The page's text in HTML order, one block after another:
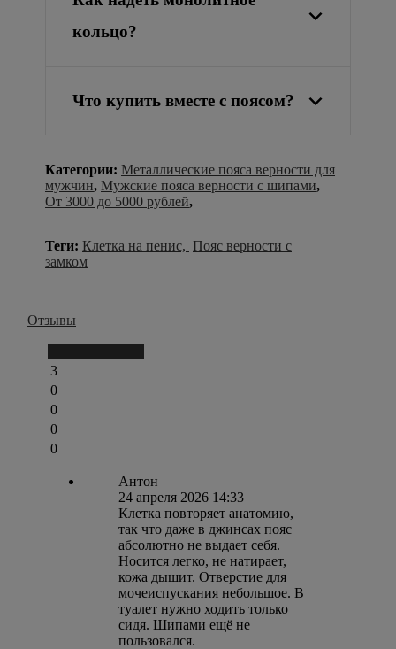
кольцо?
Что купить вместе с поясом?
Категории: Металлические пояса верности для
мужчин, Мужские пояса верности с шипами,
От 3000 до 5000 рублей,
Теги: Клетка на пенис, Пояс верности с
замком
Отзывы
3
0
0
0
0
Антон
24 апреля 2026 14:33
Клетка повторяет анатомию,
так что даже в джинсах пояс
абсолютно не выдает себя.
Носится легко, не натирает,
кожа дышит. Отверстие для
мочеиспускания небольшое. В
туалет нужно ходить только
сидя. Шипами ещё не
пользовался.